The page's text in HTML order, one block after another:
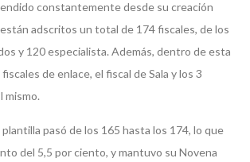
constantemente desde su creación
adscritos un total de 174 fiscales, de los
y 120 especialista. Además, dentro de esta
de enlace, el fiscal de Sala y los 3
mismo.
pasó de los 165 hasta los 174, lo que
del 5,5 por ciento, y mantuvo su Novena